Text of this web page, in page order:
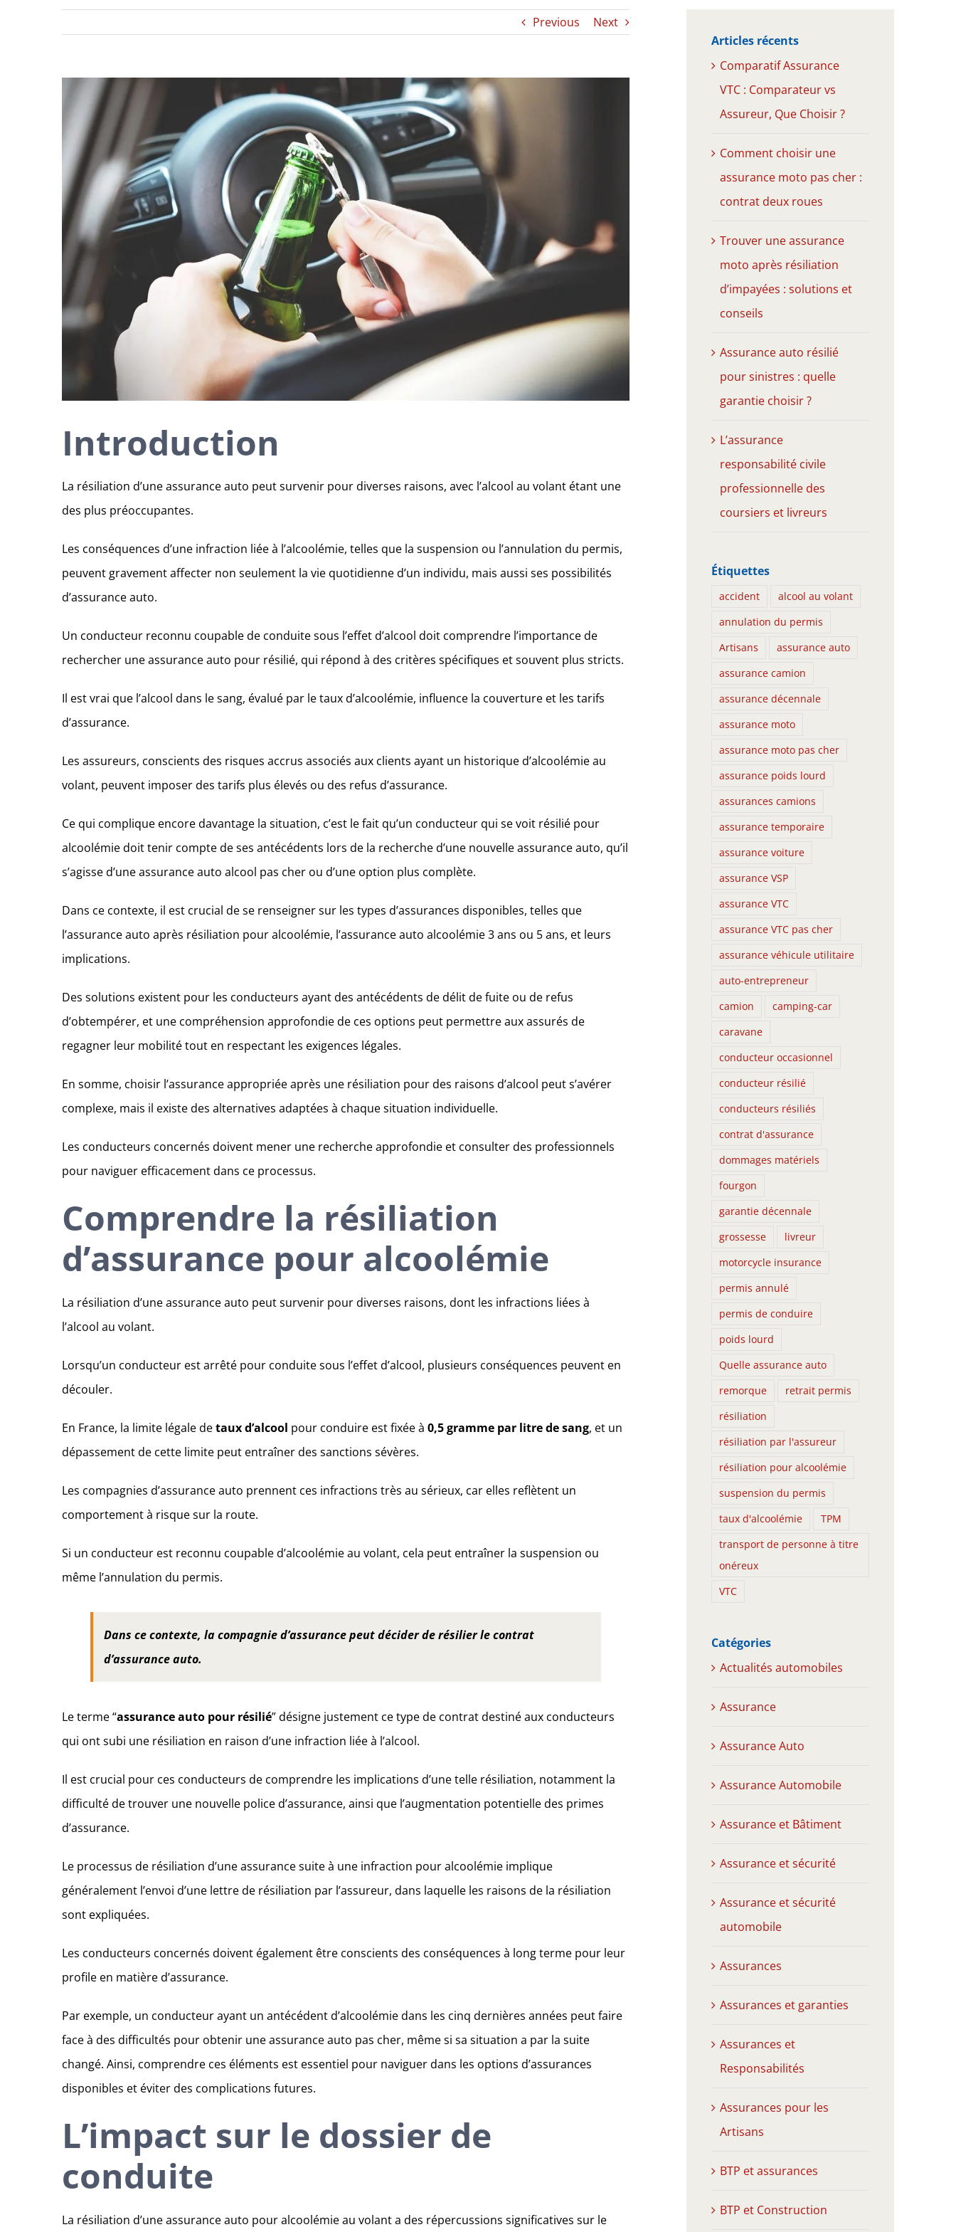
Previous Next
Larger
Image
Introduction
La résiliation d’une assurance auto peut survenir pour diverses raisons, avec l’alcool au volant étant une
des plus préoccupantes.
Les conséquences d’une infraction liée à l’alcoolémie, telles que la suspension ou l’annulation du permis,
peuvent gravement affecter non seulement la vie quotidienne d’un individu, mais aussi ses possibilités
d’assurance auto.
Un conducteur reconnu coupable de conduite sous l’effet d’alcool doit comprendre l’importance de
rechercher une assurance auto pour résilié, qui répond à des critères spécifiques et souvent plus stricts.
Il est vrai que l’alcool dans le sang, évalué par le taux d’alcoolémie, influence la couverture et les tarifs
d’assurance.
Les assureurs, conscients des risques accrus associés aux clients ayant un historique d’alcoolémie au
volant, peuvent imposer des tarifs plus élevés ou des refus d’assurance.
Ce qui complique encore davantage la situation, c’est le fait qu’un conducteur qui se voit résilié pour
alcoolémie doit tenir compte de ses antécédents lors de la recherche d’une nouvelle assurance auto, qu’il
s’agisse d’une assurance auto alcool pas cher ou d’une option plus complète.
Dans ce contexte, il est crucial de se renseigner sur les types d’assurances disponibles, telles que
l’assurance auto après résiliation pour alcoolémie, l’assurance auto alcoolémie 3 ans ou 5 ans, et leurs
implications.
Des solutions existent pour les conducteurs ayant des antécédents de délit de fuite ou de refus
d’obtempérer, et une compréhension approfondie de ces options peut permettre aux assurés de
regagner leur mobilité tout en respectant les exigences légales.
En somme, choisir l’assurance appropriée après une résiliation pour des raisons d’alcool peut s’avérer
complexe, mais il existe des alternatives adaptées à chaque situation individuelle.
Les conducteurs concernés doivent mener une recherche approfondie et consulter des professionnels
pour naviguer efficacement dans ce processus.
Comprendre la résiliation
d’assurance pour alcoolémie
La résiliation d’une assurance auto peut survenir pour diverses raisons, dont les infractions liées à
l’alcool au volant.
Lorsqu’un conducteur est arrêté pour conduite sous l’effet d’alcool, plusieurs conséquences peuvent en
découler.
En France, la limite légale detaux d’alcool pour conduire est fixée à 0,5 gramme par litre de sang, et un
dépassement de cette limite peut entraîner des sanctions sévères.
Les compagnies d’assurance auto prennent ces infractions très au sérieux, car elles reflètent un
comportement à risque sur la route.
Si un conducteur est reconnu coupable d’alcoolémie au volant, cela peut entraîner la suspension ou
même l’annulation du permis.
Dans ce contexte, la compagnie d’assurance peut décider de résilier le contrat
d’assurance auto.
Le terme “assurance auto pour résilié” désigne justement ce type de contrat destiné aux conducteurs
qui ont subi une résiliation en raison d’une infraction liée à l’alcool.
Il est crucial pour ces conducteurs de comprendre les implications d’une telle résiliation, notamment la
difficulté de trouver une nouvelle police d’assurance, ainsi que l’augmentation potentielle des primes
d’assurance.
Le processus de résiliation d’une assurance suite à une infraction pour alcoolémie implique
généralement l’envoi d’une lettre de résiliation par l’assureur, dans laquelle les raisons de la résiliation
sont expliquées.
Les conducteurs concernés doivent également être conscients des conséquences à long terme pour leur
profile en matière d’assurance.
Par exemple, un conducteur ayant un antécédent d’alcoolémie dans les cinq dernières années peut faire
face à des difficultés pour obtenir une assurance auto pas cher, même si sa situation a par la suite
changé. Ainsi, comprendre ces éléments est essentiel pour naviguer dans les options d’assurances
disponibles et éviter des complications futures.
L’impact sur le dossier de
conduite
La résiliation d’une assurance auto pour alcoolémie au volant a des répercussions significatives sur le
Articles récents
Comparatif Assurance
VTC : Comparateur vs
Assureur, Que Choisir ?
Comment choisir une
assurance moto pas cher :
contrat deux roues
Trouver une assurance
moto après résiliation
d’impayées : solutions et
conseils
Assurance auto résilié
pour sinistres : quelle
garantie choisir ?
L’assurance
responsabilité civile
professionnelle des
coursiers et livreurs
Étiquettes
accident
alcool au volant
annulation du permis
Artisans
assurance auto
assurance camion
assurance décennale
assurance moto
assurance moto pas cher
assurance poids lourd
assurances camions
assurance temporaire
assurance voiture
assurance VSP
assurance VTC
assurance VTC pas cher
assurance véhicule utilitaire
auto-entrepreneur
camion
camping-car
caravane
conducteur occasionnel
conducteur résilié
conducteurs résiliés
contrat d'assurance
dommages matériels
fourgon
garantie décennale
grossesse
livreur
motorcycle insurance
permis annulé
permis de conduire
poids lourd
Quelle assurance auto
remorque
retrait permis
résiliation
résiliation par l'assureur
résiliation pour alcoolémie
suspension du permis
taux d'alcoolémie
TPM
transport de personne à titre
onéreux
VTC
Catégories
Actualités automobiles
Assurance
Assurance Auto
Assurance Automobile
Assurance et Bâtiment
Assurance et sécurité
Assurance et sécurité
automobile
Assurances
Assurances et garanties
Assurances et
Responsabilités
Assurances pour les
Artisans
BTP et assurances
BTP et Construction